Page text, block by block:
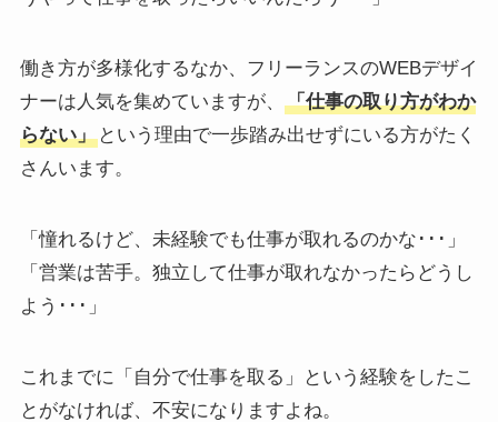
働き方が多様化するなか、フリーランスのWEBデザイ
ナーは人気を集めていますが、
「仕事の取り方がわか
らない」という理由で一歩踏み出せずにいる方がたく
さんいます。
「憧れるけど、未経験でも仕事が取れるのかな･･･」
「営業は苦手。独立して仕事が取れなかったらどうし
よう･･･」
これまでに「自分で仕事を取る」という経験をしたこ
とがなければ、不安になりますよね。